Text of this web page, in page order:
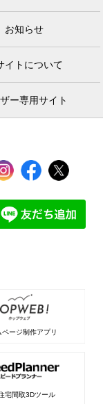
お知らせ
イトについて
ー専用サイト
ページ制作アプリ
宅間取3Dツール